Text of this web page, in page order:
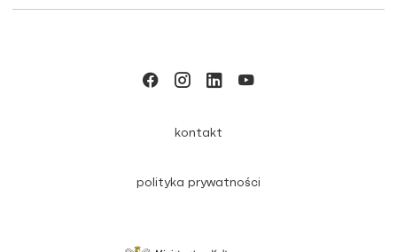
kontakt
polityka prywatności